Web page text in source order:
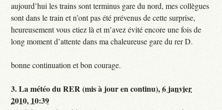
aujourd’hui les trains sont terminus gare du nord, mes collègues
sont dans le train et n’ont pas été prévenus de cette surprise,
heureusement vous etiez là et m’avez évité encore une fois de
long moment d’attente dans ma chaleureuse gare du rer D.
bonne continuation et bon courage.
3.La météo du RER (mis à jour en continu),6 janvier
2010, 10:39